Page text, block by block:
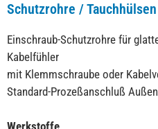
Schutzrohre /
Einschraub-Schutzrohre für
Kabelfühler
mit Klemmschraube oder
Standard-Prozeßanschluß
Werkstoffe